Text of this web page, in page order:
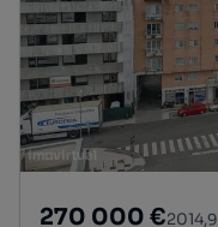
270 000 €